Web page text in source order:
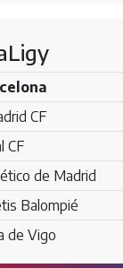
CF
CF
de Madrid
Balompié
de Vigo